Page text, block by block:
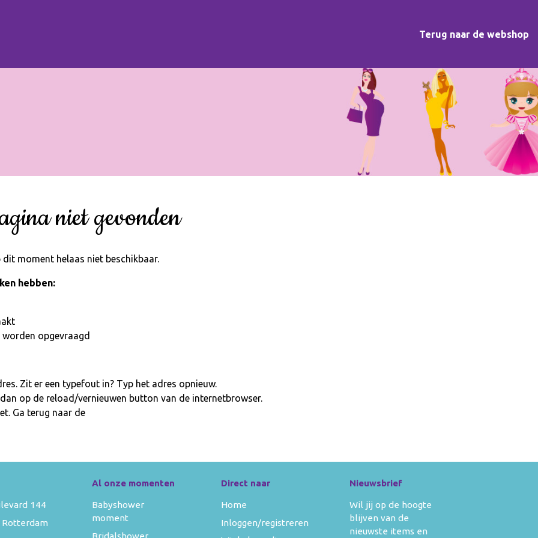
Terug naar de webshop
niet gevonden
moment helaas niet beschikbaar.
hebben:
opgevraagd
Zit er een typefout in? Typ het adres opnieuw.
op de reload/vernieuwen button van de internetbrowser.
Ga terug naar de
144
Al onze momenten
Babyshower
moment
Bridalshower
Direct naar
Home
Inloggen/registreren
Nieuwsbrief
Wil jij op de hoogte
blijven van de
nieuwste items en